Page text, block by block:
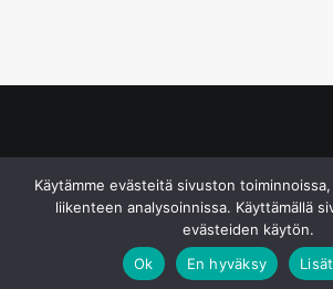
Käytämme evästeitä sivuston
liikenteen analysoinnissa. Käyttämällä
evästeiden käytön.
Ok
En hyväksy